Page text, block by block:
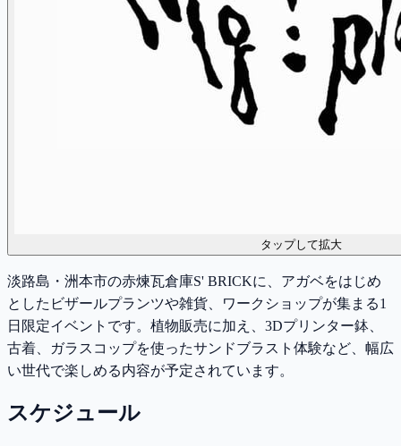
タップして拡大
淡路島・洲本市の赤煉瓦倉庫S' BRICKに、アガベをはじめ
としたビザールプランツや雑貨、ワークショップが集まる1
日限定イベントです。植物販売に加え、3Dプリンター鉢、
古着、ガラスコップを使ったサンドブラスト体験など、幅広
い世代で楽しめる内容が予定されています。
スケジュール